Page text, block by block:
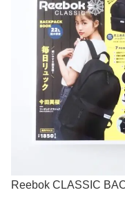
Reebok CLASSIC